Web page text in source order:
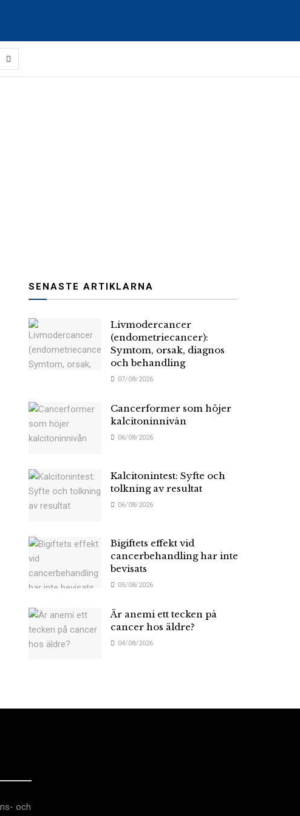
SENASTE ARTIKLARNA
Livmodercancer
(endometriecancer):
Symtom, orsak, diagnos
och behandling
07/08/2026
Cancerformer som höjer
kalcitoninnivån
06/08/2026
Kalcitonintest: Syfte och
tolkning av resultat
06/08/2026
Bigiftets effekt vid
cancerbehandling har inte
bevisats
05/08/2026
Är anemi ett tecken på
cancer hos äldre?
04/08/2026
och